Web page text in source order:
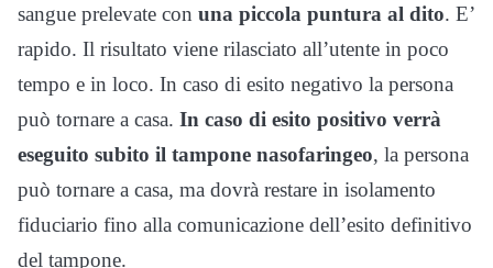
sangue prelevate con una piccola puntura al dito. E’
rapido. Il risultato viene rilasciato all’utente in poco
tempo e in loco. In caso di esito negativo la persona
può tornare a casa. In caso di esito positivo verrà
eseguito subito il tampone nasofaringeo, la persona
può tornare a casa, ma dovrà restare in isolamento
fiduciario fino alla comunicazione dell’esito definitivo
del tampone.